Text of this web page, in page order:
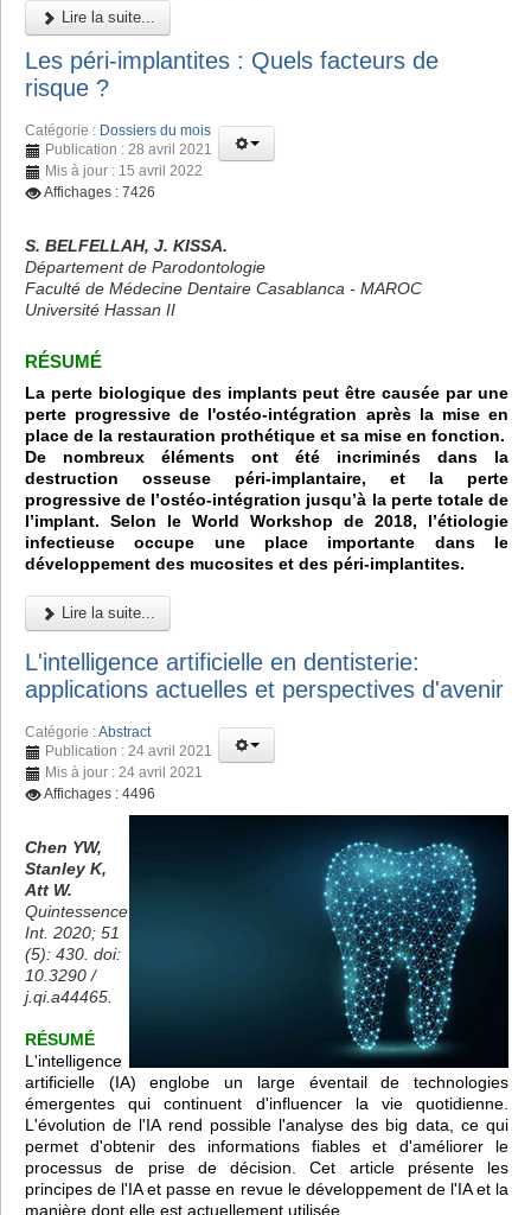
Lire la suite...
Les péri-implantites : Quels facteurs de
risque ?
Catégorie : Dossiers du mois
Publication : 28 avril 2021
Mis à jour : 15 avril 2022
Affichages : 7426
S. BELFELLAH, J. KISSA.
Département de Parodontologie
Faculté de Médecine Dentaire Casablanca - MAROC
Université Hassan II
RÉSUMÉ
La perte biologique des implants peut être causée par une
perte progressive de l'ostéo-intégration après la mise en
place de la restauration prothétique et sa mise en fonction.
De nombreux éléments ont été incriminés dans la
destruction osseuse péri-implantaire, et la perte
progressive de l’ostéo-intégration jusqu’à la perte totale de
l’implant. Selon le World Workshop de 2018, l’étiologie
infectieuse occupe une place importante dans le
développement des mucosites et des péri-implantites.
Lire la suite...
L'intelligence artificielle en dentisterie:
applications actuelles et perspectives d'avenir
Catégorie :Abstract
Publication : 24 avril 2021
Mis à jour : 24 avril 2021
Affichages : 4496
Chen YW,
Stanley K,
Att W.
Quintessence
Int. 2020; 51
(5): 430. doi:
10.3290 /
j.qi.a44465.
RÉSUMÉ
L'intelligence
artificielle (IA) englobe un large éventail de technologies
émergentes qui continuent d'influencer la vie quotidienne.
L'évolution de l'IA rend possible l'analyse des big data, ce qui
permet d'obtenir des informations fiables et d'améliorer le
processus de prise de décision. Cet article présente les
principes de l'IA et passe en revue le développement de l'IA et la
manière dont elle est actuellement utilisée.